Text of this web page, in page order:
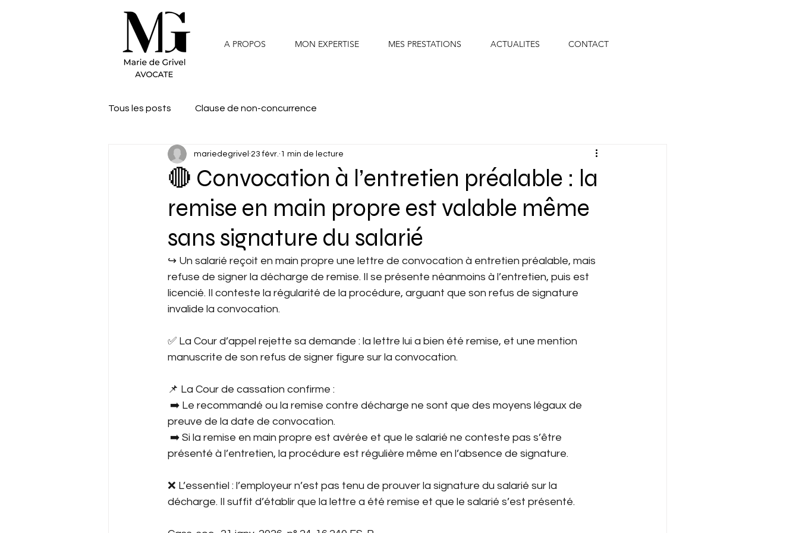
A PROPOS MON EXPERTISE MES PRESTATIONS ACTUALITES CONTACT
Tous les posts Clause de non-concurrence
🔴 Convocation à l’entretien préalable : la
remise en main propre est valable même
sans signature du salarié
mariedegrivel 23 févr. 1 min de lecture
↪︎ Un salarié reçoit en main propre une lettre de convocation à entretien préalable, mais
refuse de signer la décharge de remise. Il se présente néanmoins à l’entretien, puis est
licencié. Il conteste la régularité de la procédure, arguant que son refus de signature
invalide la convocation.
✅ La Cour d’appel rejette sa demande : la lettre lui a bien été remise, et une mention
manuscrite de son refus de signer figure sur la convocation.
📌 La Cour de cassation confirme :
➡️ Le recommandé ou la remise contre décharge ne sont que des moyens légaux de
preuve de la date de convocation.
➡️ Si la remise en main propre est avérée et que le salarié ne conteste pas s’être
présenté à l’entretien, la procédure est régulière même en l’absence de signature.
❌ L’essentiel : l’employeur n’est pas tenu de prouver la signature du salarié sur la
décharge. Il suffit d’établir que la lettre a été remise et que le salarié s’est présenté.